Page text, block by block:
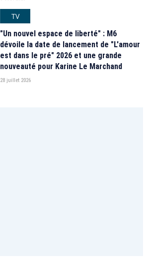
TV
"Un nouvel espace de liberté" : M6
dévoile la date de lancement de "L'amour
est dans le pré" 2026 et une grande
nouveauté pour Karine Le Marchand
28 juillet 2026